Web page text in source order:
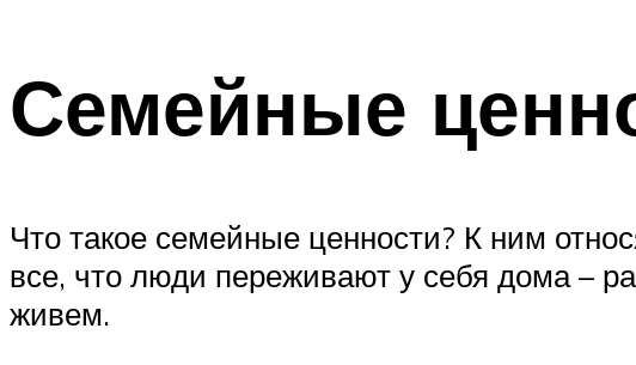
Семейные
Что такое семейные ценности? К ним
все, что люди переживают у себя дома –
живем.